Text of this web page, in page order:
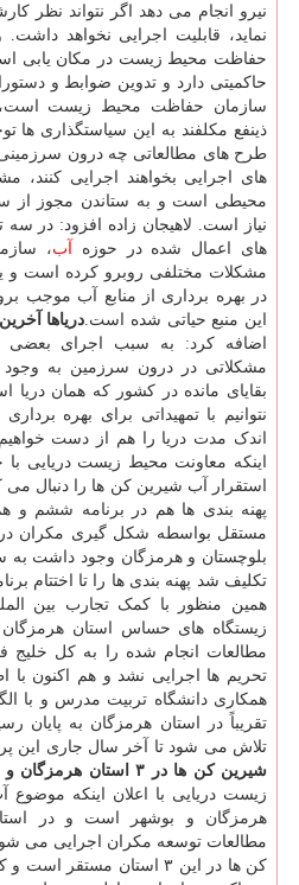
نیرو انجام می دهد اگر نتواند نظر
نماید، قابلیت اجرایی نخواهد داشت.
حفاظت محیط زیست در مکان یابی
حاکمیتی دارد و تدوین ضوابط و
سازمان حفاظت محیط زیست
ذینفع مکلفند به این سیاستگذاری ها
طرح های مطالعاتی چه درون
های اجرایی بخواهند اجرایی
محیطی است و به ستاندن مجوز از
نیاز است. لاهیجان زاده افزود: در
های اعمال شده در حوزه آب،
مشکلات مختلفی روبرو کرده است و
در بهره برداری از منابع آب موجب
این منبع حیاتی شده است. دریاها
اضافه کرد: به سبب اجرای بعضی
مشکلاتی در درون سرزمین به
بقایای مانده در کشور که همان دریا
نتوانیم با تمهیداتی برای بهره برداری
اندک مدت دریا را هم از دست خواهیم
اینکه معاونت محیط زیست دریایی
استقرار آب شیرین کن ها را دنبال می
پهنه بندی ها هم در برنامه ششم
مستقل بواسطه شکل گیری مکران
بلوچستان و هرمزگان وجود داشت
تکلیف شد پهنه بندی ها را تا اختتام
همین منظور با کمک تجارب بین
زیستگاه های حساس استان
مطالعات انجام شده را به کل خلیج
تحریم ها اجرایی نشد و هم اکنون با
همکاری دانشگاه تربیت مدرس و با
تقریباً در استان هرمزگان به پایان
تلاش می شود تا آخر سال جاری این
شیرین کن ها در ۳ استان هرمزگان و بوشهر مستقرند
هرمزگان و بوشهر است و در
کن ها در این ۳ استان مستقر